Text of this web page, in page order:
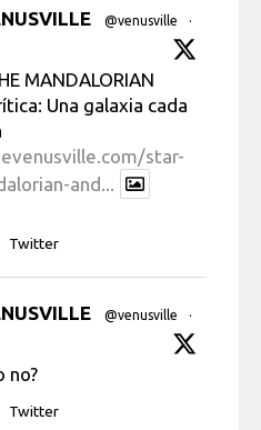
@venusville
·
MANDALORIAN
Una galaxia cada
star-
and...
Twitter
@venusville
·
no?
Twitter